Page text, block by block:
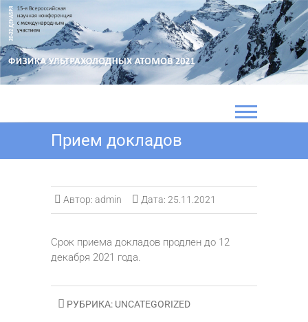
Перейти
содержимому
Прием докладов
Автор: admin Дата: 25.11.2021
Срок приема докладов продлен до 12
декабря 2021 года.
РУБРИКА: UNCATEGORIZED